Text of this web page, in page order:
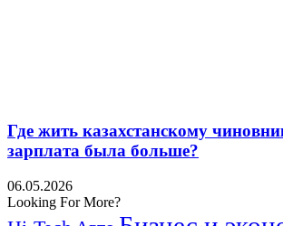
Где жить казахстанскому
зарплата была больше?
06.05.2026
Looking For More?